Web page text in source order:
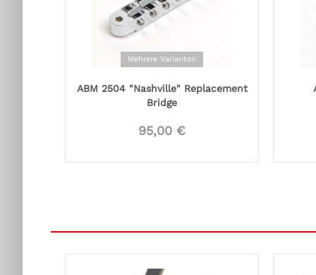
Mehrere Varianten
ABM 2504 "Nashville" Replacement
Bridge
95,00 €